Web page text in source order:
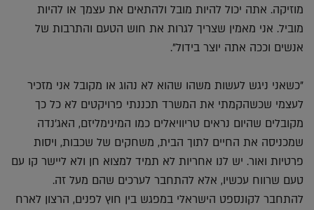
מוזיקה. אתה יכול להיות מובל ולהתאים את עצמך או להיות
מוביל. אני מאמין שצריך לגרות את חוש הטעם והתרבות של
אנשים וככה אתה יוצר בידול".
"כשאני ניגש לעשות משהו שהוא לא נהוג או מקובל אני מזכיר
לעצמי שכשהקמתי את המשרד תכננתי פרויקטים לא כל כך
מקובלים שהיום נראים טריוויאלים כמו המינימליזם, האג'נדה
שמכניסה את החיים לתוך הבית, משחקים של שכבות, ויסות
פרטיות ואור. יש לנו אחריות לא תמיד למצוא חן ולא ליישר קו עם
טעם שרווח עכשיו, אלא להתחבר לערכים שהם מעל זה.
להתחבר לקונספט הישראלי במפגש בין חוץ לפנים, הרצון לארח